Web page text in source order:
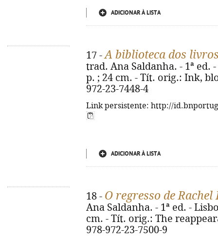
ADICIONAR À LISTA
17 -A biblioteca dos
trad. Ana Saldanha. - 1ª ed.
p. ; 24 cm. - Tít. orig.: Ink,
972-23-7448-4
Link persistente: http://
ADICIONAR À LISTA
18 - O regresso de Rachel
Ana Saldanha. - 1ª ed. -
cm. - Tít. orig.: The
978-972-23-7500-9